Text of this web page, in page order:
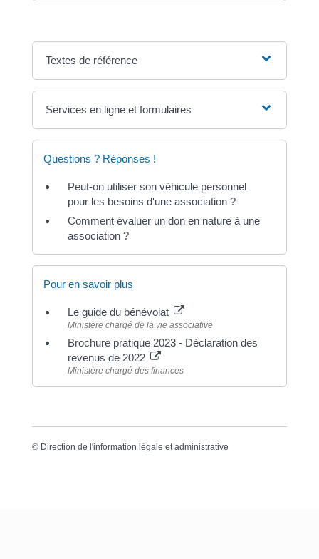
Textes de référence
Services en ligne et formulaires
Questions ? Réponses !
Peut-on utiliser son véhicule personnel
pour les besoins d'une association ?
Comment évaluer un don en nature à une
association ?
Pour en savoir plus
Le guide du bénévolat
Ministère chargé de la vie associative
Brochure pratique 2023 - Déclaration des
revenus de 2022
Ministère chargé des finances
© Direction de l'information légale et administrative